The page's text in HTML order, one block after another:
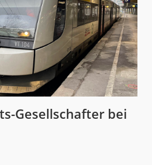
Gesellschafter bei